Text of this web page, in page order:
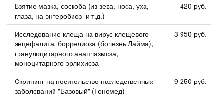
Взятие мазка, соскоба (из зева, носа, уха,
глаза, на энтеробиоз и т.д.)
420 руб.
Исследование клеща на вирус клещевого
энцефалита, боррелиоза (болезнь Лайма),
гранулоцитарного анаплазмоза,
моноцитарного эрлихиоза
3 950 руб.
Скрининг на носительство наследственных
заболеваний "Базовый" (Геномед)
9 250 руб.